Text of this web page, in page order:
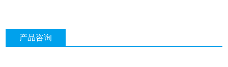
产品咨询